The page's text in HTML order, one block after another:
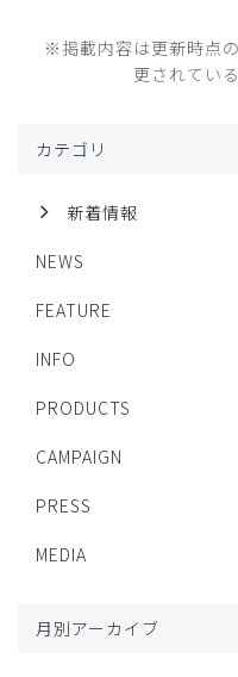
※掲載内容は更新時点
更されてい
カテゴリ
新着情報
NEWS
FEATURE
INFO
PRODUCTS
CAMPAIGN
PRESS
MEDIA
月別アーカイブ